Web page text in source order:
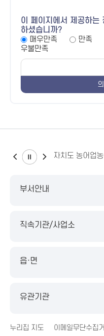
이 페이지에서 제공하는
하셨습니까?
매우만족
만족
우불만족
전북특별자치도 농어업
부서안내
직속기관/사업소
읍·면
유관기관
누리집 지도 이메일무단수집